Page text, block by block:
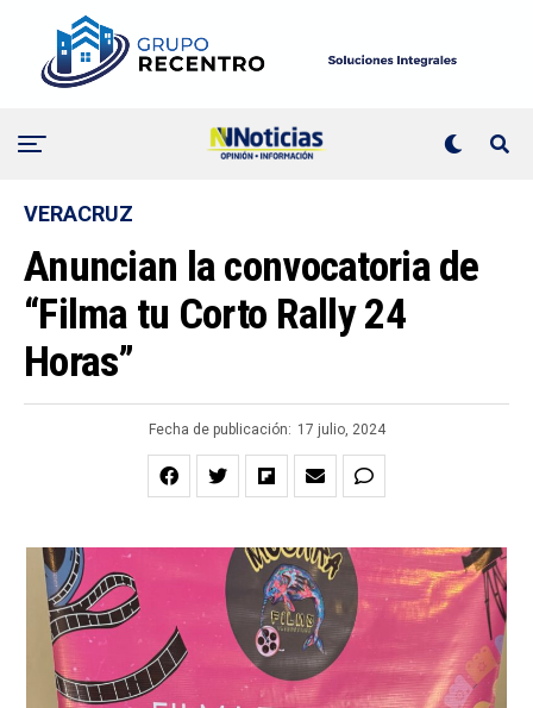
VERACRUZ
Anuncian la convocatoria de
“Filma tu Corto Rally 24
Horas”
Fecha de publicación: 17 julio, 2024